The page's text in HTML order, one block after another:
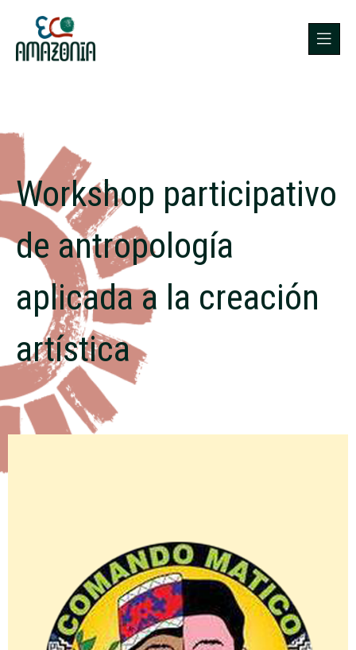
Workshop participativo
de antropología
aplicada a la creación
artística